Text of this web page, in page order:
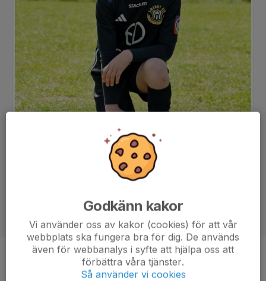
9 år
Godkänn kakor
Vi använder oss av kakor (cookies) för att vår
webbplats ska fungera bra för dig. De används
även för webbanalys i syfte att hjälpa oss att
förbättra våra tjänster.
Så använder vi cookies